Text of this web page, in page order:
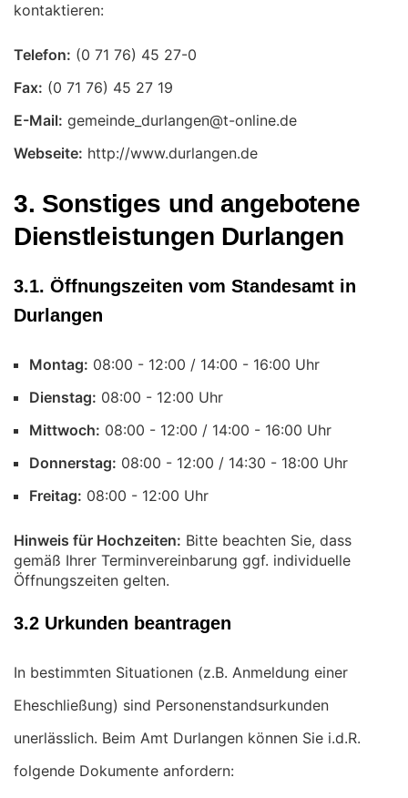
kontaktieren:
Telefon:
Fax:
E-Mail:
Webseite: http://www.durlangen.de
3. Sonstiges und angebotene
Dienstleistungen Durlangen
3.1. Öffnungszeiten vom Standesamt in
Durlangen
Montag:
Uhr
Dienstag:
Uhr
Mittwoch:
Uhr
Donnerstag:
Uhr
Freitag:
Uhr
Hinweis für Hochzeiten: Bitte beachten Sie, dass
gemäß Ihrer Terminvereinbarung ggf. individuelle
Öffnungszeiten gelten.
3.2 Urkunden beantragen
In bestimmten Situationen (z.B. Anmeldung einer
Eheschließung) sind Personenstandsurkunden
unerlässlich. Beim Amt Durlangen können Sie i.d.R.
folgende Dokumente anfordern: